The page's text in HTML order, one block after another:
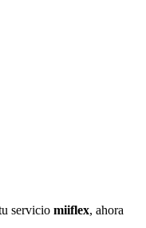
servicio miiflex, ahora